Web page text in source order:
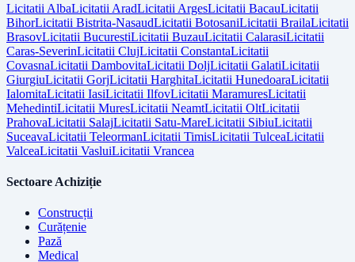
Licitatii AlbaLicitatii AradLicitatii ArgesLicitatii BacauLicitatii
BihorLicitatii Bistrita-NasaudLicitatii BotosaniLicitatii BrailaLicitatii
BrasovLicitatii BucurestiLicitatii BuzauLicitatii CalarasiLicitatii
Caras-SeverinLicitatii ClujLicitatii ConstantaLicitatii
CovasnaLicitatii DambovitaLicitatii DoljLicitatii GalatiLicitatii
GiurgiuLicitatii GorjLicitatii HarghitaLicitatii HunedoaraLicitatii
IalomitaLicitatii IasiLicitatii IlfovLicitatii MaramuresLicitatii
MehedintiLicitatii MuresLicitatii NeamtLicitatii OltLicitatii
PrahovaLicitatii SalajLicitatii Satu-MareLicitatii SibiuLicitatii
SuceavaLicitatii TeleormanLicitatii TimisLicitatii TulceaLicitatii
ValceaLicitatii VasluiLicitatii Vrancea
Sectoare Achiziție
Construcții
Curățenie
Pază
Medical